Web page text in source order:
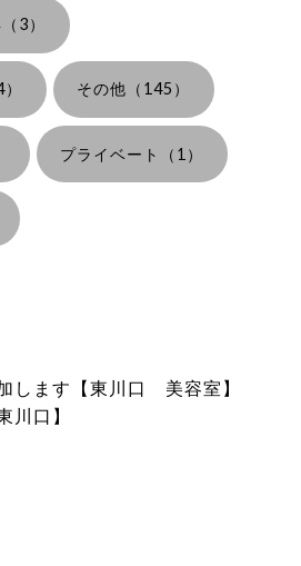
3）
その他（145）
プライベート（1）
します【東川口 美容室】
川口】